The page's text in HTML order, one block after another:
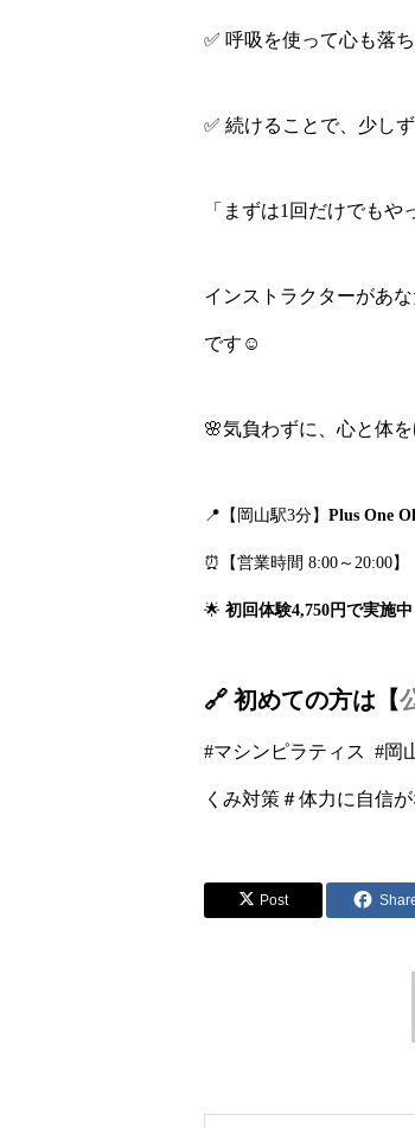
✅ 呼吸を使って心も落
✅ 続けることで、少し
「まずは1回だけでも
インストラクターがあ
です☺️
🌸気負わずに、心と体
📍【岡山駅3分】 Plus One
⏰【営業時間 8:00～20:00】
🌟 初回体験4,750円で実施中
🔗 初めての方は【
#マシンピラティス #岡
くみ対策＃体力に自信
Post